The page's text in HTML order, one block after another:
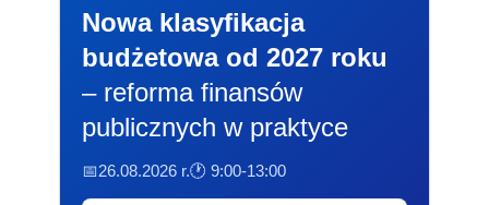
Nowa klasyfikacja
budżetowa od 2027 roku
– reforma finansów
publicznych w praktyce
📅26.08.2026 r.🕐 9:00-13:00